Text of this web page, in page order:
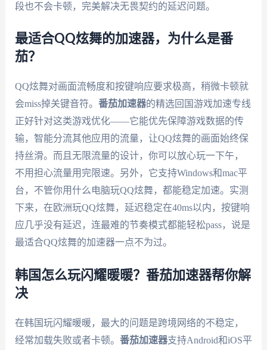
段也不会卡顿，完美解决无畏契约的延迟问题。
最适合QQ炫舞的加速器，为什么是番
茄？
QQ炫舞对画面流畅度和按键响应要求极高，稍微卡顿就
会miss掉关键音符。 番茄加速器的精选回国游戏加速专线
正好针对这类游戏优化——它能优先保障游戏数据的传
输，智能分流其他应用的流量，让QQ炫舞的画面始终保
持丝滑。而且无限流量的设计，你可以放心玩一下午，
不用担心流量用完限速。另外，它支持Windows和mac平
台，不管你用什么电脑玩QQ炫舞，都能稳定加速。实测
下来，在欧洲玩QQ炫舞，延迟稳定在40ms以内，按键响
应几乎没有延迟，连最难的节奏模式都能轻松pass，说是
最适合QQ炫舞的加速器一点不为过。
韩国怎么玩闪耀暖暖？番茄加速器帮你解
决
在韩国玩闪耀暖暖，最大的问题是跨境网络的不稳定，
经常加载失败或者卡顿。 番茄加速器支持Android和iOS平